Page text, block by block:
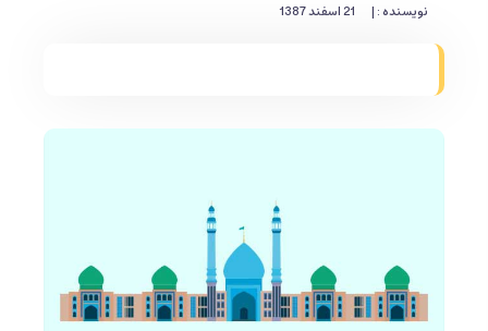
نویسنده : | 21 اسفند 1387